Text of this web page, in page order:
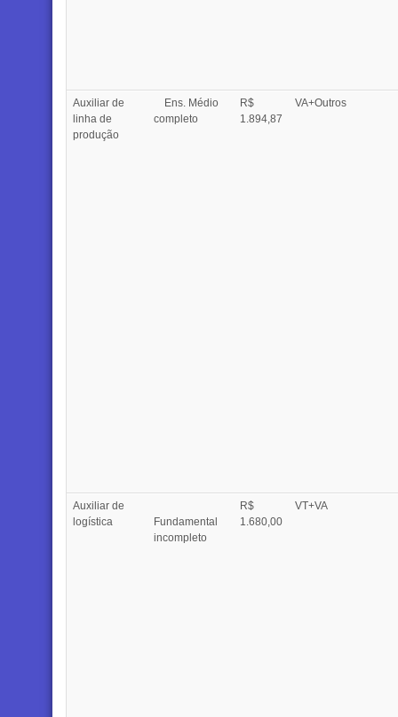
Auxiliar de
linha de
produção
Ens. Médio
completo
R$
1.894,87
VA+Outros
Auxiliar de
logística
Fundamental
incompleto
R$
1.680,00
VT+VA